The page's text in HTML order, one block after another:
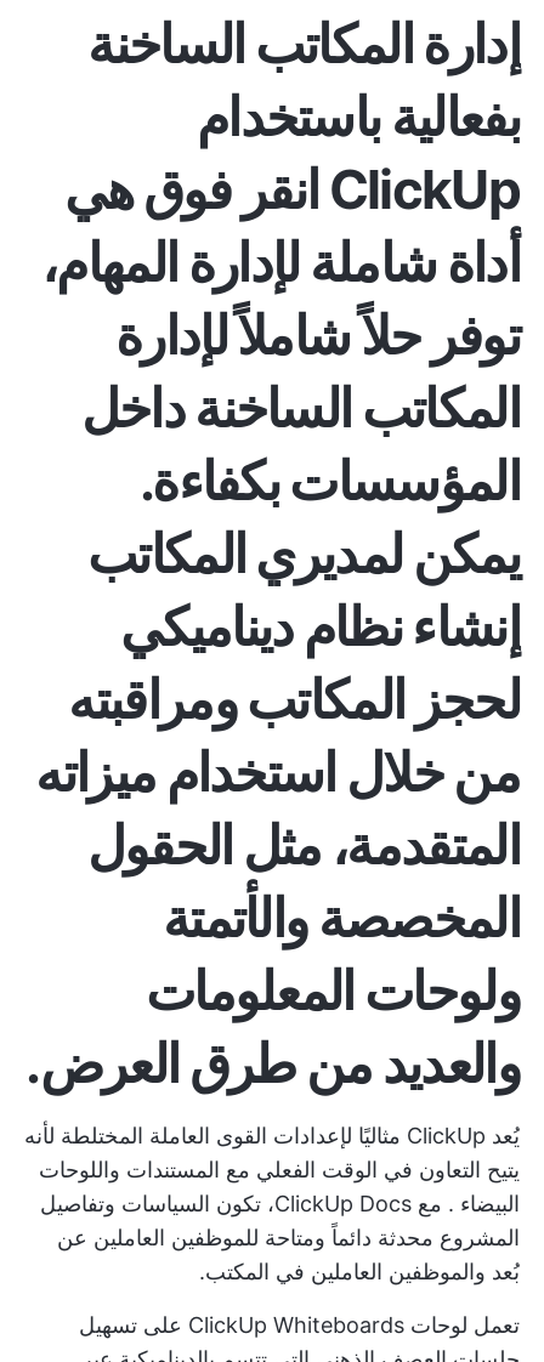
إدارة المكاتب الساخنة
بفعالية باستخدام
ClickUp انقر فوقهي
أداة شاملة لإدارة المهام،
توفر حلاً شاملاً لإدارة
المكاتب الساخنة داخل
المؤسسات بكفاءة.
يمكن لمديري المكاتب
إنشاء نظام ديناميكي
لحجز المكاتب ومراقبته
من خلال استخدام ميزاته
المتقدمة، مثل الحقول
المخصصة والأتمتة
ولوحات المعلومات
والعديد من طرق العرض.
يُعد ClickUp مثاليًا لإعدادات القوى العاملة المختلطة لأنه
يتيح التعاون في الوقت الفعلي مع المستندات واللوحات
البيضاء
. مع ClickUp Docs، تكون السياسات وتفاصيل
المشروع محدثة دائماً ومتاحة للموظفين العاملين عن
بُعد والموظفين العاملين في المكتب.
تعمل لوحات ClickUp Whiteboards على تسهيل